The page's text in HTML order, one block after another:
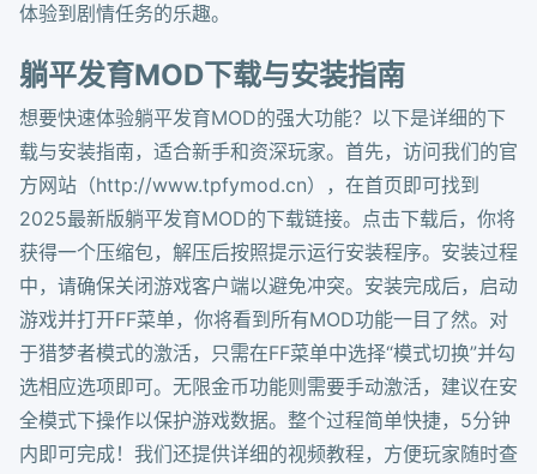
体验到剧情任务的乐趣。
躺平发育MOD下载与安装指南
想要快速体验躺平发育MOD的强大功能？以下是详细的下
载与安装指南，适合新手和资深玩家。首先，访问我们的官
方网站（http://www.tpfymod.cn），在首页即可找到
2025最新版躺平发育MOD的下载链接。点击下载后，你将
获得一个压缩包，解压后按照提示运行安装程序。安装过程
中，请确保关闭游戏客户端以避免冲突。安装完成后，启动
游戏并打开FF菜单，你将看到所有MOD功能一目了然。对
于猎梦者模式的激活，只需在FF菜单中选择“模式切换”并勾
选相应选项即可。无限金币功能则需要手动激活，建议在安
全模式下操作以保护游戏数据。整个过程简单快捷，5分钟
内即可完成！我们还提供详细的视频教程，方便玩家随时查